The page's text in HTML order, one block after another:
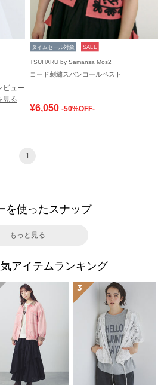
ビュー
見る
タイムセール対象 SALE
TSUHARU by Samansa Mos2
コード刺繍スパンコールベスト
¥6,050 -50%OFF-
1
を使ったスナップ
もっと見る
アイテムランキング
3